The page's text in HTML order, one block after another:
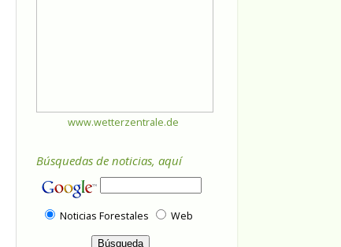
www.wetterzentrale.de
Búsquedas de noticias, aquí
Noticias Forestales Web